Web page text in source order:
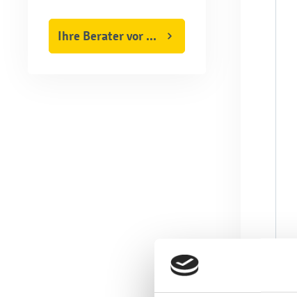
Ihre Berater vor Ort